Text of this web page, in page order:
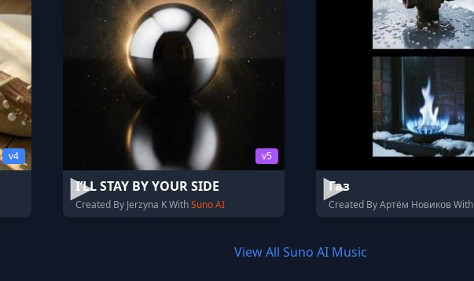
v4 v5
I’LL STAY BY YOUR SIDE
Created By Jerzyna K WithSuno AI
Газ
Created By Артём Новиков With
View All Suno AI Music